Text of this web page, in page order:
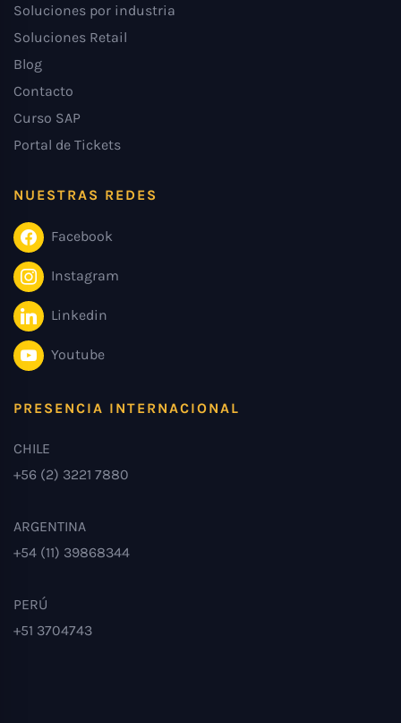
Soluciones por industria
Soluciones Retail
Blog
Contacto
Curso SAP
Portal de Tickets
NUESTRAS REDES
Facebook
Instagram
Linkedin
Youtube
PRESENCIA INTERNACIONAL
CHILE
+56 (2) 3221 7880
ARGENTINA
+54 (11) 39868344
PERÚ
+51 3704743